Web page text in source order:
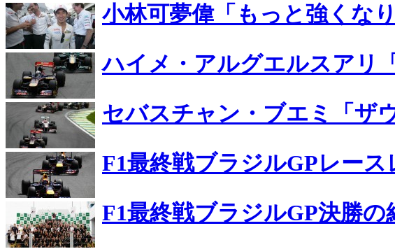
小林可夢偉「もっと強くなり
ハイメ・アルグエルスアリ
セバスチャン・ブエミ「ザ
F1最終戦ブラジルGPレース
F1最終戦ブラジルGP決勝の